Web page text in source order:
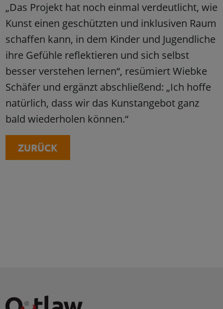
„Das Projekt hat noch einmal verdeutlicht, wie
Kunst einen geschützten und inklusiven Raum
schaffen kann, in dem Kinder und Jugendliche
ihre Gefühle reflektieren und sich selbst
besser verstehen lernen“, resümiert Wiebke
Schäfer und ergänzt abschließend: „Ich hoffe
natürlich, dass wir das Kunstangebot ganz
bald wiederholen können.“
ZURÜCK